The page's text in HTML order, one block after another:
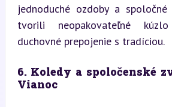
jednoduché ozdoby a
tvorili neopakovateľné
duchovné prepojenie s tradíciou.
6. Koledy a spoločenské
Vianoc